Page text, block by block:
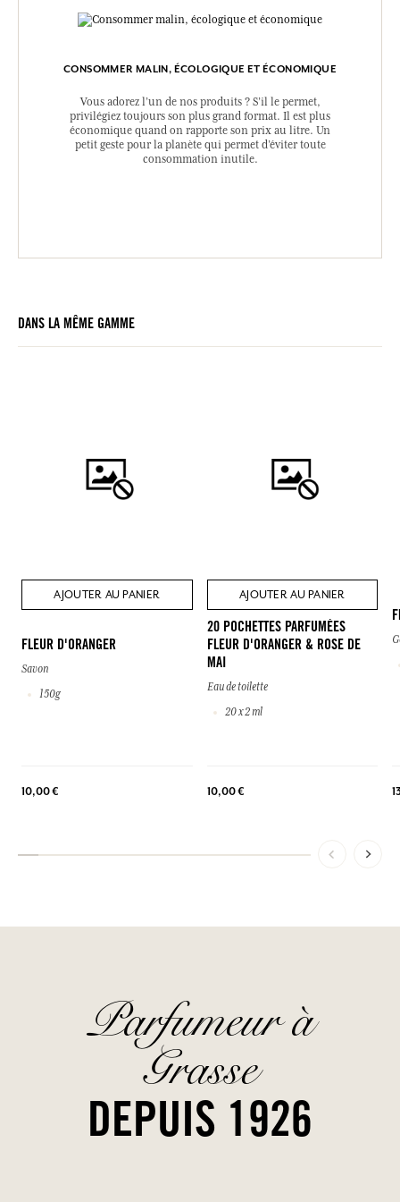
CONSOMMER MALIN, ÉCOLOGIQUE ET ÉCONOMIQUE
Vous adorez l’un de nos produits ? S’il le permet,
privilégiez toujours son plus grand format. Il est plus
économique quand on rapporte son prix au litre. Un
petit geste pour la planète qui permet d’éviter toute
consommation inutile.
DANS LA MÊME GAMME
AJOUTER AU PANIER
FLEUR D'ORANGER
Savon
150g
10,00 €
AJOUTER AU PANIER
20 POCHETTES PARFUMÉES
FLEUR D'ORANGER & ROSE DE
MAI
Eau de toilette
20 x 2 ml
10,00 €
Parfumeur à
Grasse
DEPUIS 1926